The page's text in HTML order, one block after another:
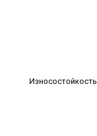
Износостойкость